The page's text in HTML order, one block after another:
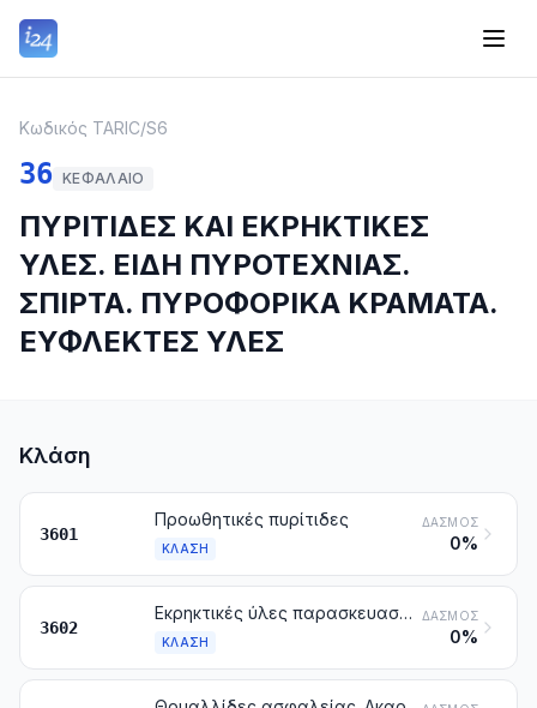
Κωδικός TARIC/S6
36 ΚΕΦΆΛΑΙΟ
ΠΥΡΙΤΙΔΕΣ ΚΑΙ ΕΚΡΗΚΤΙΚΕΣ
ΥΛΕΣ. ΕΙΔΗ ΠΥΡΟΤΕΧΝΙΑΣ.
ΣΠΙΡΤΑ. ΠΥΡΟΦΟΡΙΚΑ ΚΡΑΜΑΤΑ.
ΕΥΦΛΕΚΤΕΣ ΥΛΕΣ
Κλάση
3601
Προωθητικές πυρίτιδες
ΚΛΆΣΗ
ΔΑΣΜΌΣ
0%
3602
Εκρηκτικές ύλες παρασκευασμένες, άλλες από τις προωθητικές πυρίτιδες
ΚΛΆΣΗ
ΔΑΣΜΌΣ
0%